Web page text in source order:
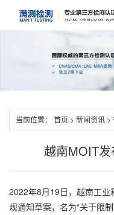
当前位置： 首页 > 新闻资讯 >
越南MOIT
2022年8月19日，越南工
规通知草案，名为“关于限